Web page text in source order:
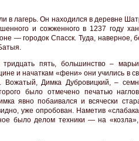
в лагерь. Он находился в деревне
и сожженного в 1237 году
— городок Спасск. Туда, наверное,
пять, большинство –
и начаткам «фени» они учились в
Димка Дубровицкий, –
было отмечено печатью
явно побаивался и всячески
уже опробован. Наметив
было делом техники — на